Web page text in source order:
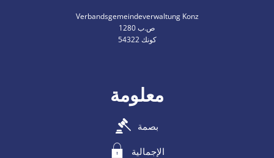
Verbandsgemeindeverwaltung Konz
ص.ب 1280
54322 كونك
معلومة
بصمة
الإجمالية